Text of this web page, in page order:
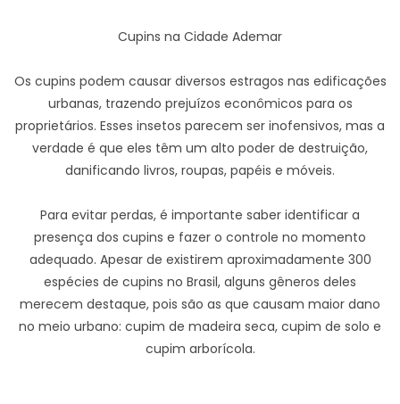
Cupins na Cidade Ademar
Os cupins podem causar diversos estragos nas edificações
urbanas, trazendo prejuízos econômicos para os
proprietários. Esses insetos parecem ser inofensivos, mas a
verdade é que eles têm um alto poder de destruição,
danificando livros, roupas, papéis e móveis.
Para evitar perdas, é importante saber identificar a
presença dos cupins e fazer o controle no momento
adequado. Apesar de existirem aproximadamente 300
espécies de cupins no Brasil, alguns gêneros deles
merecem destaque, pois são as que causam maior dano
no meio urbano: cupim de madeira seca, cupim de solo e
cupim arborícola.